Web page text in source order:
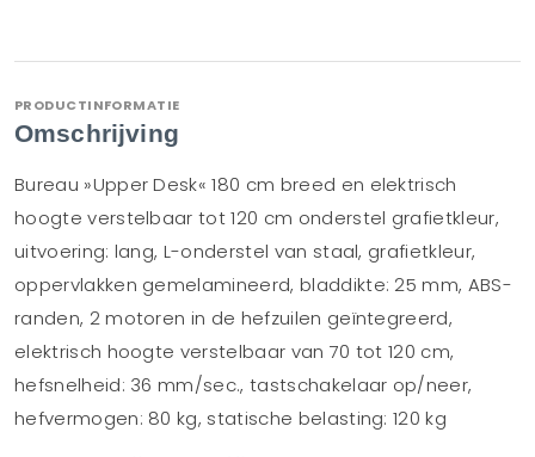
PRODUCTINFORMATIE
Omschrijving
Bureau »Upper Desk« 180 cm breed en elektrisch
hoogte verstelbaar tot 120 cm onderstel grafietkleur,
uitvoering: lang, L-onderstel van staal, grafietkleur,
oppervlakken gemelamineerd, bladdikte: 25 mm, ABS-
randen, 2 motoren in de hefzuilen geïntegreerd,
elektrisch hoogte verstelbaar van 70 tot 120 cm,
hefsnelheid: 36 mm/sec., tastschakelaar op/neer,
hefvermogen: 80 kg, statische belasting: 120 kg